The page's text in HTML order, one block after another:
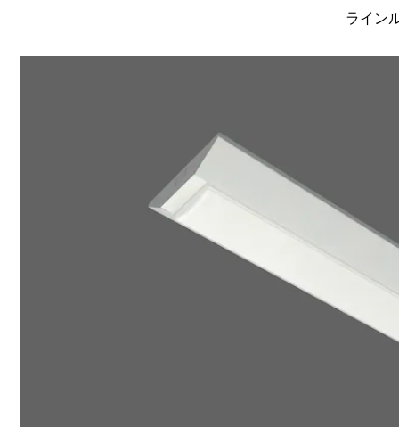
ライン